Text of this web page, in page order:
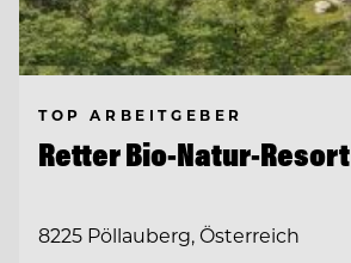
TOP ARBEITGEBER
Retter Bio-Natur-Resort
8225 Pöllauberg, Österreich